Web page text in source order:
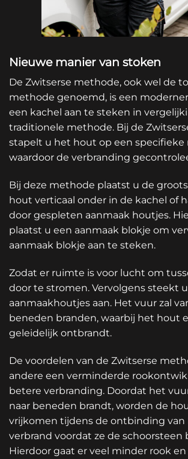
Nieuwe manier van stoken
De Zwitserse methode, ook wel de
methode genoemd, is een
een kachel aan te steken in
traditionele methode. Bij de
stapelt u het hout op een specifieke
waardoor de verbranding
Bij deze methode plaatst u de
hout verticaal onder in de kachel of
door gespleten aanmaak houtjes.
plaatst u een aanmaak blokje om
aanmaak blokje aan te steken.
Zodat er ruimte is voor lucht om
door te stromen. Vervolgens steekt
aanmaakhoutjes aan. Het vuur zal
beneden branden, waarbij het hout
geleidelijk ontbrandt.
De voordelen van de Zwitserse
andere een verminderde
betere verbranding. Doordat het
naar beneden brandt, worden de
vrijkomen tijdens de ontbinding
verbrand voordat ze de schoorsteen
Hierdoor gaat er veel minder rook